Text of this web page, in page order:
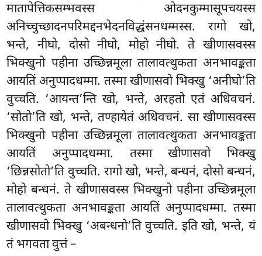
मातापेत्तिकसम्भवस्स ओदनकुम्मासूपचयस्स
अनिच्चुच्छादनपरिमद्दनभेदनविद्धंसनधम्मस्स. रागो खो,
भन्ते, नीघो, दोसो नीघो, मोहो नीघो. ते खीणासवस्स
भिक्खुनो पहीना उच्छिन्नमूला तालावत्थुकता अनभावङ्कता
आयतिं अनुप्पादधम्मा. तस्मा खीणासवो भिक्खु ‘अनीघो’ति
वुच्चति. ‘आयन्त’न्तिखो, भन्ते, अरहतो एतं अधिवचनं.
‘सोतो’ति खो, भन्ते, तण्हायेतं अधिवचनं. सा खीणासवस्स
भिक्खुनो पहीना उच्छिन्नमूला तालावत्थुकता अनभावङ्कता
आयतिं अनुप्पादधम्मा. तस्मा खीणासवो भिक्खु
‘छिन्नसोतो’ति वुच्चति. रागो खो, भन्ते, बन्धनं, दोसो बन्धनं,
मोहो बन्धनं. ते खीणासवस्स भिक्खुनो पहीना उच्छिन्नमूला
तालावत्थुकता अनभावङ्कता आयतिं अनुप्पादधम्मा. तस्मा
खीणासवो भिक्खु ‘अबन्धनो’ति वुच्चति. इति खो, भन्ते, यं
तं भगवता वुत्तं –